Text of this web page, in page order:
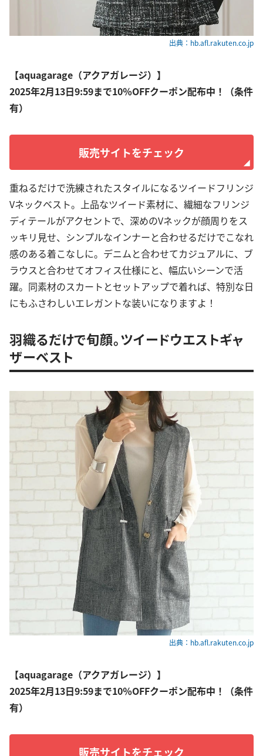
出典：hb.afl.rakuten.co.jp
【aquagarage（アクアガレージ）】
2025年2月13日9:59まで10％OFFクーポン配布中！（条件
有）
販売サイトをチェック
重ねるだけで洗練されたスタイルになるツイードフリンジ
Vネックベスト。上品なツイード素材に、繊細なフリンジ
ディテールがアクセントで、深めのVネックが顔周りをス
ッキリ見せ、シンプルなインナーと合わせるだけでこなれ
感のある着こなしに。デニムと合わせてカジュアルに、ブ
ラウスと合わせてオフィス仕様にと、幅広いシーンで活
躍。同素材のスカートとセットアップで着れば、特別な日
にもふさわしいエレガントな装いになりますよ！
羽織るだけで旬顔。ツイードウエストギャ
ザーベスト
出典：hb.afl.rakuten.co.jp
【aquagarage（アクアガレージ）】
2025年2月13日9:59まで10％OFFクーポン配布中！（条件
有）
販売サイトをチェック